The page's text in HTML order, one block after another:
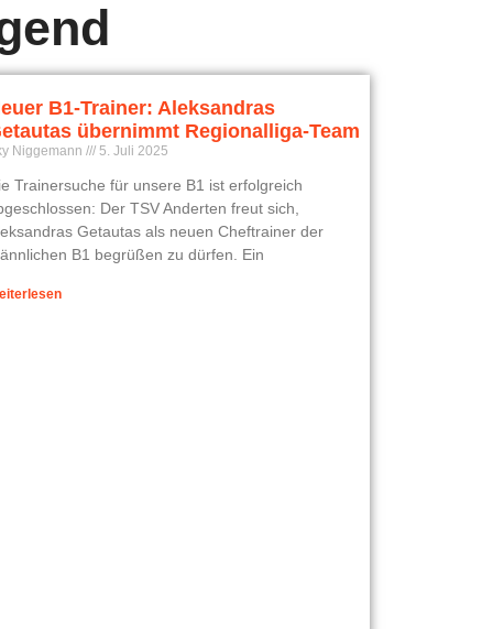
B1-Trainer: Aleksandras
übernimmt Regionalliga-Team
Niggemann 5. Juli 2025
Trainersuche für unsere B1 ist erfolgreich
Der TSV Anderten freut sich,
Getautas als neuen Cheftrainer der
B1 begrüßen zu dürfen. Ein